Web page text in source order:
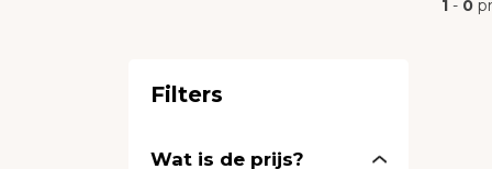
1 - 0
Filters
Wat is de prijs?